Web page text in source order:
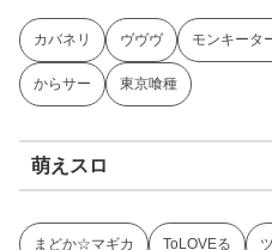
カバネリ ヴヴヴ モンキータ
からサー 東京喰種
萌えスロ
まどか☆マギカ ToLOVEる